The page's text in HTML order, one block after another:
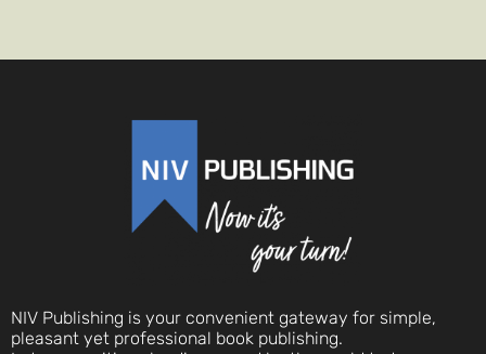
NIV Publishing is your convenient gateway for simple,
pleasant yet professional book publishing.